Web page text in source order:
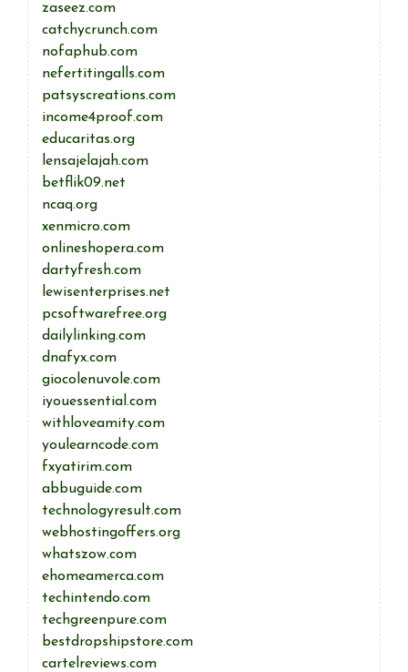
zaseez.com
catchycrunch.com
nofaphub.com
nefertitingalls.com
patsyscreations.com
income4proof.com
educaritas.org
lensajelajah.com
betflik09.net
ncaq.org
xenmicro.com
onlineshopera.com
dartyfresh.com
lewisenterprises.net
pcsoftwarefree.org
dailylinking.com
dnafyx.com
giocolenuvole.com
iyouessential.com
withloveamity.com
youlearncode.com
fxyatirim.com
abbuguide.com
technologyresult.com
webhostingoffers.org
whatszow.com
ehomeamerca.com
techintendo.com
techgreenpure.com
bestdropshipstore.com
cartelreviews.com